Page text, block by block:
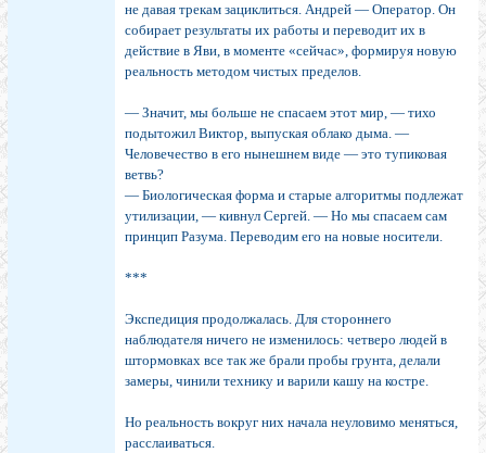
не давая трекам зациклиться. Андрей — Оператор. Он
собирает результаты их работы и переводит их в
действие в Яви, в моменте «сейчас», формируя новую
реальность методом чистых пределов.
— Значит, мы больше не спасаем этот мир, — тихо
подытожил Виктор, выпуская облако дыма. —
Человечество в его нынешнем виде — это тупиковая
ветвь?
— Биологическая форма и старые алгоритмы подлежат
утилизации, — кивнул Сергей. — Но мы спасаем сам
принцип Разума. Переводим его на новые носители.
***
Экспедиция продолжалась. Для стороннего
наблюдателя ничего не изменилось: четверо людей в
штормовках все так же брали пробы грунта, делали
замеры, чинили технику и варили кашу на костре.
Но реальность вокруг них начала неуловимо меняться,
расслаиваться.